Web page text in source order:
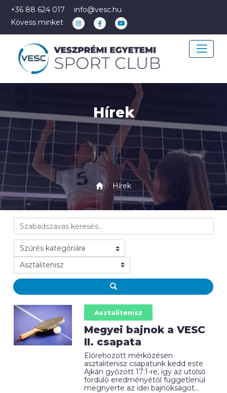
+36 88 624 017
info@vesc.hu
Kövess minket
Hírek
Hírek
Asztalitenisz
Megyei bajnok a VESC
II. csapata
Előrehozott mérkőzésen
asztalitenisz csapatunk kedd este
Ajkán győzött 17:1-re, így az utolsó
forduló eredményétől függetlenül
megnyerte az idei bajnokságot...